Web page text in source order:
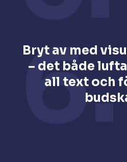
6.
Bryt av med
– det både
all text och